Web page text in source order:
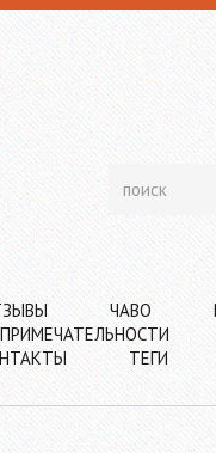
ЧАВО
ТЕГИ